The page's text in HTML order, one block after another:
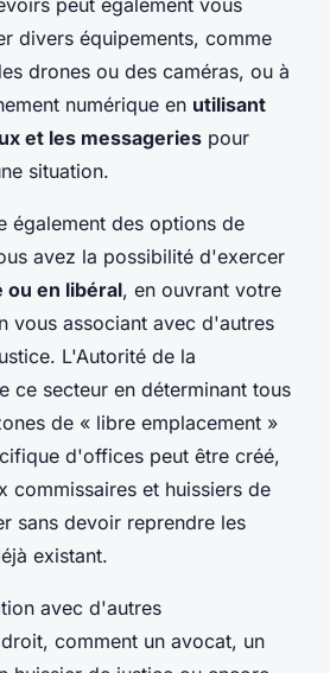
divers équipements, comme
drones ou des caméras, ou à
numérique en utilisant
et les messageries pour
situation.
également des options de
avez la possibilité d'exercer
ou en libéral, en ouvrant votre
vous associant avec d'autres
L'Autorité de la
ce secteur en déterminant tous
de « libre emplacement »
d'offices peut être créé,
commissaires et huissiers de
sans devoir reprendre les
existant.
avec d'autres
comment un avocat, un